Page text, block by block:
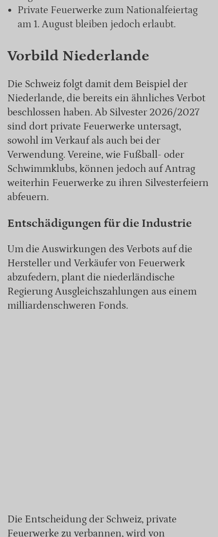
Private Feuerwerke zum Nationalfeiertag
am 1. August bleiben jedoch erlaubt.
Vorbild Niederlande
Die Schweiz folgt damit dem Beispiel der
Niederlande, die bereits ein ähnliches Verbot
beschlossen haben. Ab Silvester 2026/2027
sind dort private Feuerwerke untersagt,
sowohl im Verkauf als auch bei der
Verwendung. Vereine, wie Fußball- oder
Schwimmklubs, können jedoch auf Antrag
weiterhin Feuerwerke zu ihren Silvesterfeiern
abfeuern.
Entschädigungen für die Industrie
Um die Auswirkungen des Verbots auf die
Hersteller und Verkäufer von Feuerwerk
abzufedern, plant die niederländische
Regierung Ausgleichszahlungen aus einem
milliardenschweren Fonds.
Die Entscheidung der Schweiz, private
Feuerwerke zu verbannen, wird von